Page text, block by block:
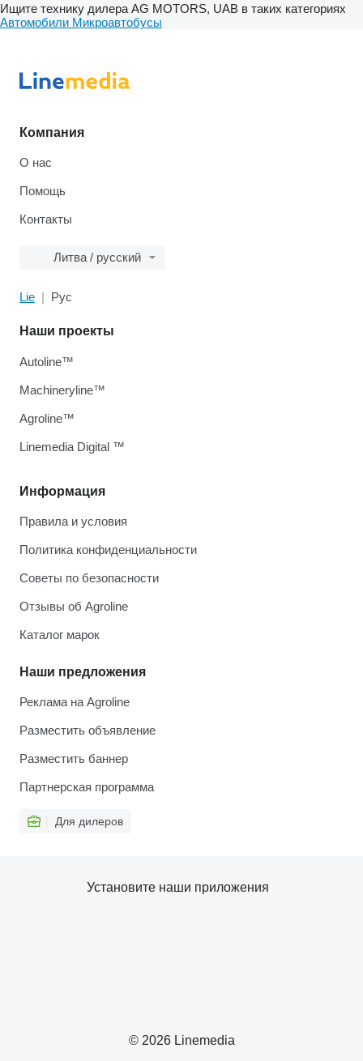
Ищите технику дилера AG MOTORS, UAB в таких категориях
Автомобили Микроавтобусы
Компания
О нас
Помощь
Контакты
Литва / русский
Lie Рус
Информация
Правила и условия
Политика конфиденциальности
Советы по безопасности
Отзывы об Agroline
Каталог марок
Наши предложения
Реклама на Agroline
Разместить объявление
Разместить баннер
Партнерская программа
Для дилеров
Наши проекты
Autoline™
Machineryline™
Agroline™
Linemedia Digital ™
© 2026 Linemedia
Установите наши приложения